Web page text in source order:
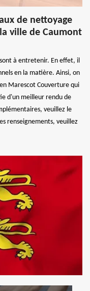
de nettoyage
ville de Caumont
à entretenir. En effet, il
en la matière. Ainsi, on
Marescot Couverture qui
d'un meilleur rendu de
veuillez le
renseignements, veuillez